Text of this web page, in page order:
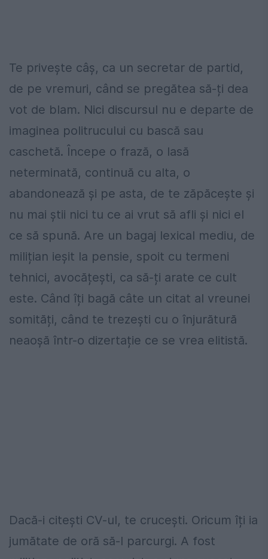
Te privește câș, ca un secretar de partid,
de pe vremuri, când se pregătea să-ți dea
vot de blam. Nici discursul nu e departe de
imaginea politrucului cu bască sau
caschetă. Începe o frază, o lasă
neterminată, continuă cu alta, o
abandonează și pe asta, de te zăpăcește și
nu mai știi nici tu ce ai vrut să afli și nici el
ce să spună. Are un bagaj lexical mediu, de
milițian ieșit la pensie, spoit cu termeni
tehnici, avocățești, ca să-ți arate ce cult
este. Când îți bagă câte un citat al vreunei
somități, când te trezești cu o înjurătură
neaoșă într-o dizertație ce se vrea elitistă.
Dacă-i citești CV-ul, te crucești. Oricum îți ia
jumătate de oră să-l parcurgi. A fost